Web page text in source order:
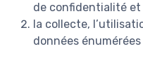
de confidentialité et
la collecte,
données